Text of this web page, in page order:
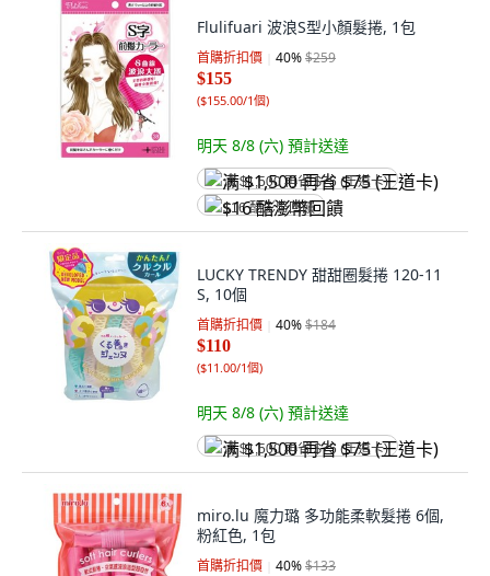
Flulifuari 波浪S型小顏髮捲, 1包
首購折扣價 40%$259
$155
($155.00/1個)
明天 8/8 (六) 預計送達
满 $1,500 再省 $75 (王道卡)
$16 酷澎幣回饋
LUCKY TRENDY 甜甜圈髮捲 120-11
S, 10個
首購折扣價 40%$184
$110
($11.00/1個)
明天 8/8 (六) 預計送達
满 $1,500 再省 $75 (王道卡)
miro.lu 魔力璐 多功能柔軟髮捲 6個,
粉紅色, 1包
首購折扣價 40%$133